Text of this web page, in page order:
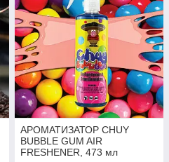
АРОМАТИЗАТОР CHUY
BUBBLE GUM AIR
FRESHENER, 473 мл